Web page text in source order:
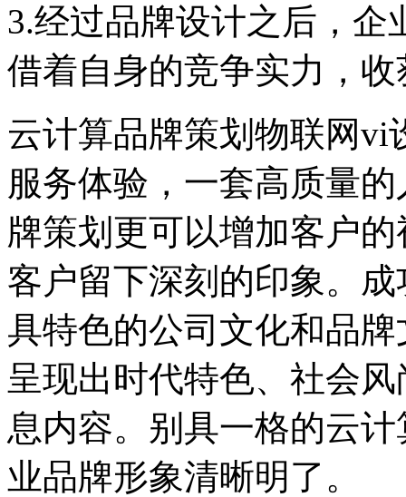
3.经过品牌设计之后，
借着自身的竞争实力，
云计算品牌策划物联网vi
服务体验，一套高质量
牌策划更可以增加客户
客户留下深刻的印象。
具特色的公司文化和品
呈现出时代特色、社会
息内容。别具一格的云
业品牌形象清晰明了。